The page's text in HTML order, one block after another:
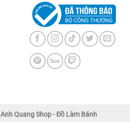
Anh Quang Shop - Đồ Làm Bánh